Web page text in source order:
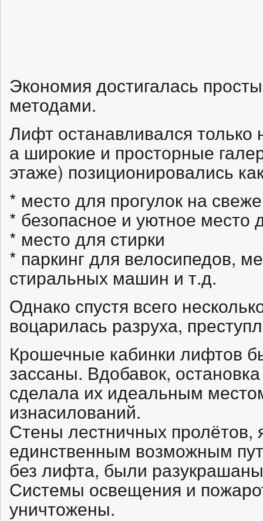
Экономия достигалась
методами.
Лифт останавливался
а широкие и просторные
этаже) позиционировались
* место для прогулок на
* безопасное и уютное место
* место для стирки
* паркинг для велосипедов,
стиральных машин и т.д.
Однако спустя всего
воцарилась разруха,
Крошечные кабинки лифтов
зассаны. Вдобавок,
сделала их идеальным
изнасилований.
Стены лестничных
единственным возможным
без лифта, были
Системы освещения и
уничтожены.